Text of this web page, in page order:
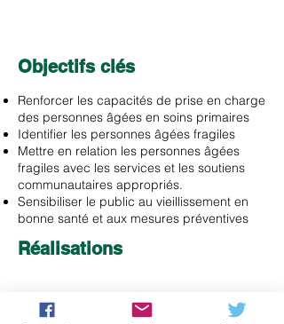
Objectifs clés
Renforcer les capacités de prise en charge
des personnes âgées en soins primaires
Identifier les personnes âgées fragiles
Mettre en relation les personnes âgées
fragiles avec les services et les soutiens
communautaires appropriés.
Sensibiliser le public au vieillissement en
bonne santé et aux mesures préventives
Réalisations